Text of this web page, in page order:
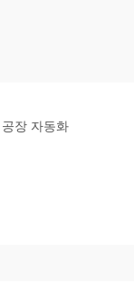
공장 자동화